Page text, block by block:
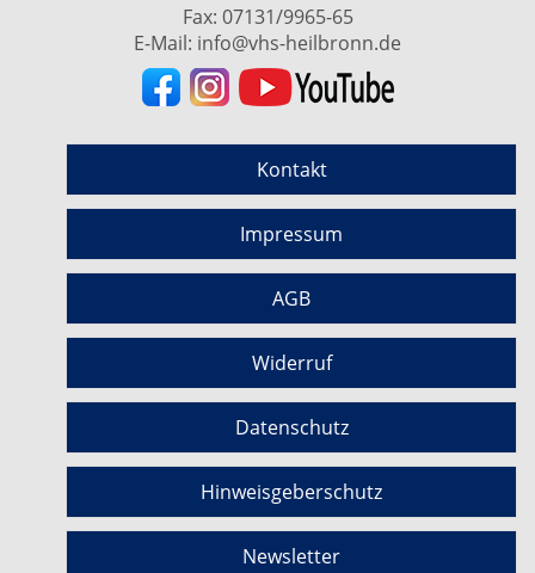
Fax: 07131/9965-65
E-Mail: info@vhs-heilbronn.de
Kontakt
Impressum
AGB
Widerruf
Datenschutz
Hinweisgeberschutz
Newsletter